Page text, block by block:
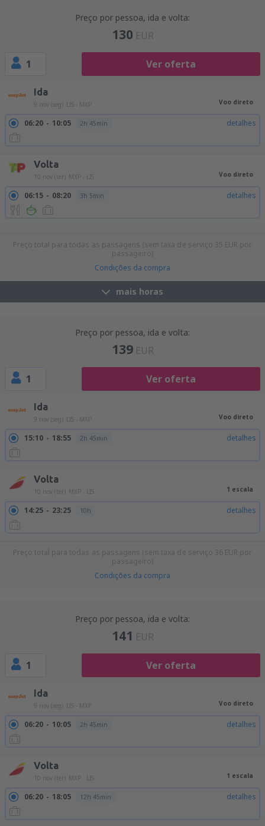
Preço por pessoa, ida e volta:
130 EUR
1 Ver oferta
Ida
9 nov (seg) LIS - MXP Voo direto
06:20 10:05 2h 45min detalhes
Volta
10 nov (ter) MXP - LIS Voo direto
06:15 08:20 3h 5min detalhes
Preço total para todas as passagens (sem taxa de serviço 35 EUR por
passageiro)
Condições da compra
mais horas
Preço por pessoa, ida e volta:
139 EUR
1 Ver oferta
Ida
9 nov (seg) LIS - MXP Voo direto
15:10 18:55 2h 45min detalhes
Volta
10 nov (ter) MXP - LIS 1 escala
14:25 23:25 10h detalhes
Preço total para todas as passagens (sem taxa de serviço 36 EUR por
passageiro)
Condições da compra
Preço por pessoa, ida e volta:
141 EUR
1 Ver oferta
Ida
9 nov (seg) LIS - MXP Voo direto
06:20 10:05 2h 45min detalhes
Volta
10 nov (ter) MXP - LIS 1 escala
06:20 18:05 12h 45min detalhes